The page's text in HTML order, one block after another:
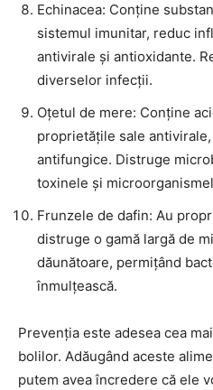
Echinacea: Conține
sistemul imunitar, reduc
antivirale și antioxidante.
diverselor infecții.
Oțetul de mere: Conține
proprietățile sale
antifungice. Distruge
toxinele și
Frunzele de dafin: Au
distruge o gamă largă de
dăunătoare, permițând
înmulțească.
Prevenția este adesea cea
bolilor. Adăugând aceste
putem avea încredere că ele